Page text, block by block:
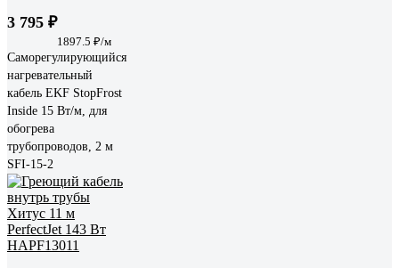
3 795 ₽
1897.5 ₽/м
Саморегулирующийся
нагревательный
кабель EKF StopFrost
Inside 15 Вт/м, для
обогрева
трубопроводов, 2 м
SFI-15-2